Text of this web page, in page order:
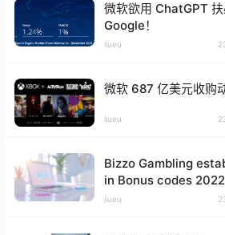
微软欲用 ChatGPT 扶
Google！
liueu
微软 687 亿美元收购
liueu
Bizzo Gambling
in Bonus codes 2022
liueu